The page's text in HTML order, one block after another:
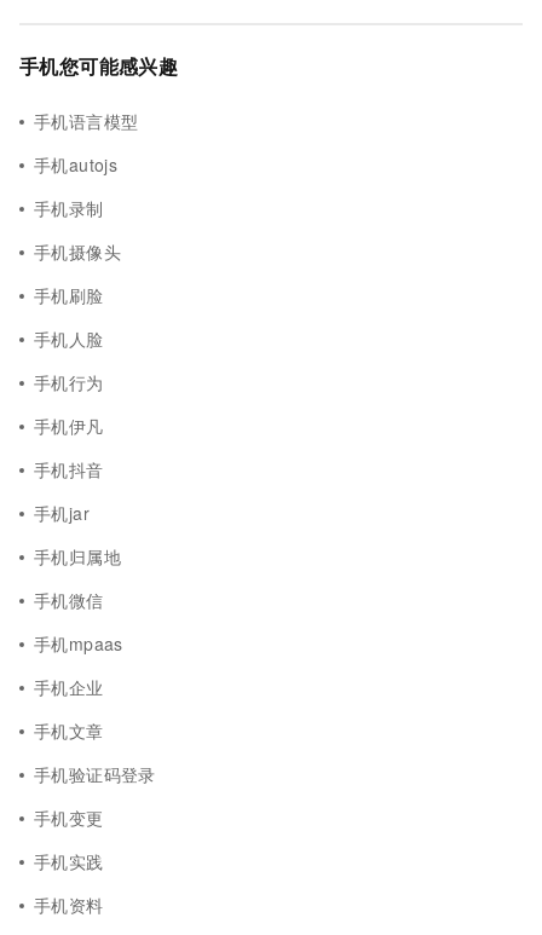
手机您可能感兴趣
手机语言模型
手机autojs
手机录制
手机摄像头
手机刷脸
手机人脸
手机行为
手机伊凡
手机抖音
手机jar
手机归属地
手机微信
手机mpaas
手机企业
手机文章
手机验证码登录
手机变更
手机实践
手机资料